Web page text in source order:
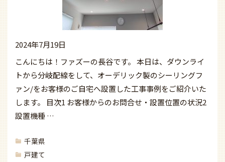
2024年7月19日
こんにちは！ファズーの長谷です。 本日は、ダウンライ
トから分岐配線をして、オーデリック製のシーリングフ
ァン/をお客様のご自宅へ設置した工事事例をご紹介いた
します。 目次1 お客様からのお問合せ・設置位置の状況2
設置機種 …
千葉県
戸建て